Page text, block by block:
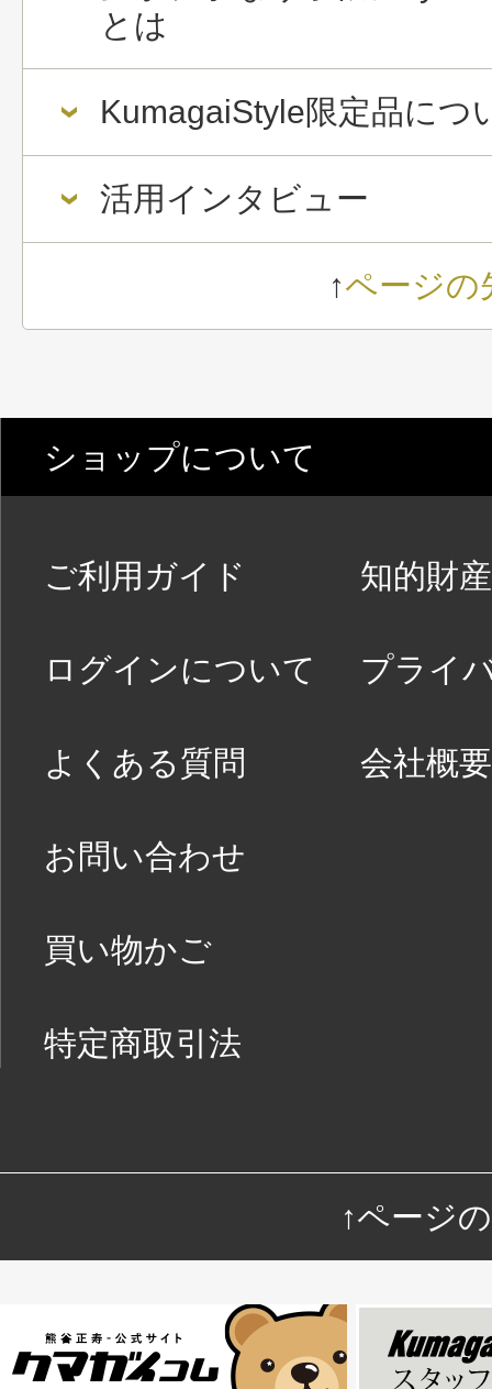
とは
KumagaiStyle限定品につ
活用インタビュー
↑ページの
ショップについて
ご利用ガイド
ログインについて
よくある質問
お問い合わせ
買い物かご
特定商取引法
知的財産
プライ
会社概要
↑ページ